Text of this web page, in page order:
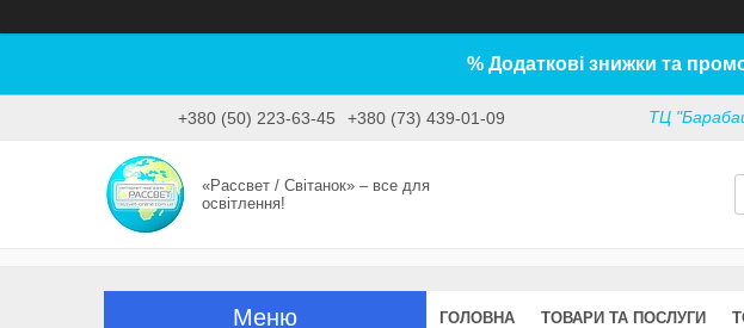
% Додаткові знижки та
+380 (50) 223-63-45 +380 (73) 439-01-09 ТЦ
«Рассвет / Світанок» – все для
освітлення!
ГОЛОВНА ТОВАРИ ТА ПОСЛУГИ